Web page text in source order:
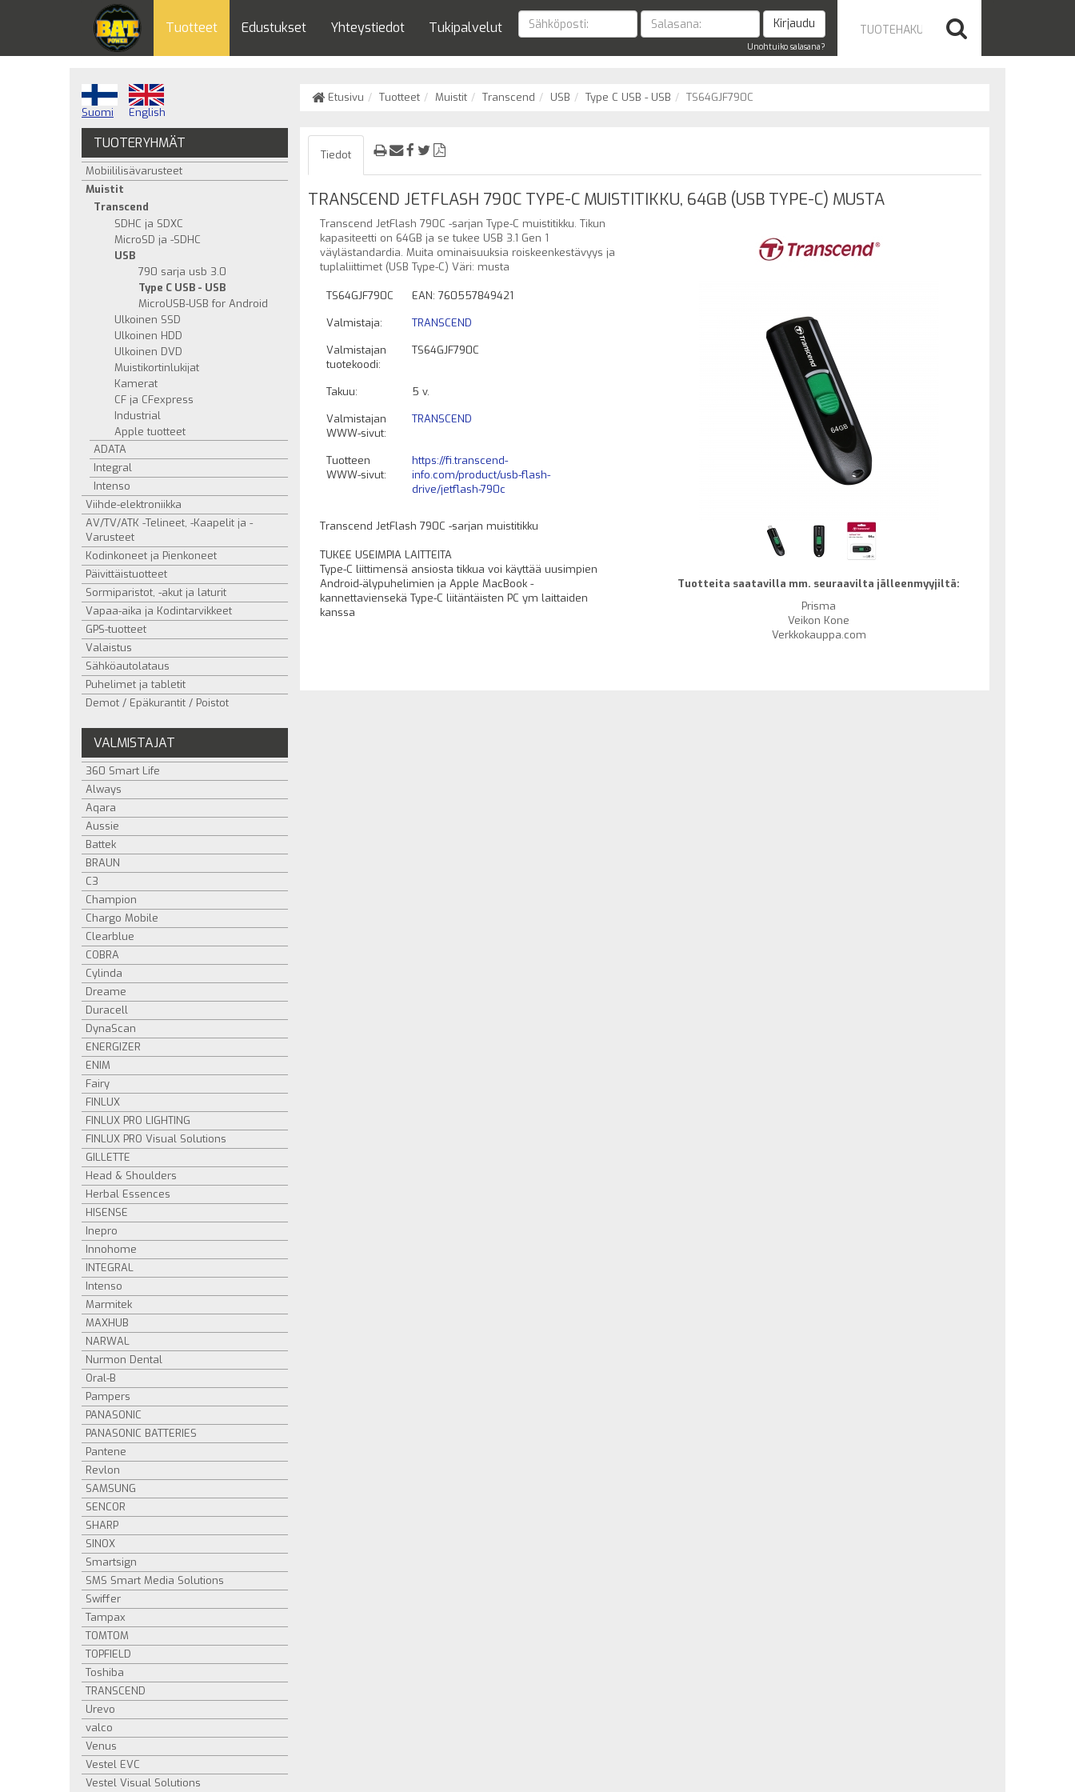
Tuotteet Edustukset Yhteystiedot Tukipalvelut
Unohtuiko salasana?
Etusivu Tuotteet Muistit Transcend USB Type C USB - USB TS64GJF790C
Tiedot
TRANSCEND JETFLASH 790C TYPE-C MUISTITIKKU, 64GB (USB TYPE-C) MUSTA
Tuotteita saatavilla mm. seuraavilta jälleenmyyjiltä:
Prisma
Veikon Kone
Verkkokauppa.com
Transcend JetFlash 790C -sarjan Type-C muistitikku. Tikun
kapasiteetti on 64GB ja se tukee USB 3.1 Gen 1
väylästandardia. Muita ominaisuuksia roiskeenkestävyys ja
tuplaliittimet (USB Type-C) Väri: musta
TS64GJF790C
EAN: 760557849421
Valmistaja:
TRANSCEND
Valmistajan
tuotekoodi:
TS64GJF790C
Takuu:
5 v.
Valmistajan
WWW-sivut:
TRANSCEND
Tuotteen
WWW-sivut:
https://fi.transcend-
info.com/product/usb-flash-
drive/jetflash-790c
Transcend JetFlash 790C -sarjan muistitikku
TUKEE USEIMPIA LAITTEITA
Type-C liittimensä ansiosta tikkua voi käyttää uusimpien
Android-älypuhelimien ja Apple MacBook -
kannettaviensekä Type-C liitäntäisten PC ym laittaiden
kanssa
Suomi English
TUOTERYHMÄT
Mobiililisävarusteet
Muistit
Transcend
SDHC ja SDXC
MicroSD ja -SDHC
USB
790 sarja usb 3.0
Type C USB - USB
MicroUSB-USB for Android
Ulkoinen SSD
Ulkoinen HDD
Ulkoinen DVD
Muistikortinlukijat
Kamerat
CF ja CFexpress
Industrial
Apple tuotteet
ADATA
Integral
Intenso
Viihde-elektroniikka
AV/TV/ATK -Telineet, -Kaapelit ja -
Varusteet
Kodinkoneet ja Pienkoneet
Päivittäistuotteet
Sormiparistot, -akut ja laturit
Vapaa-aika ja Kodintarvikkeet
GPS-tuotteet
Valaistus
Sähköautolataus
Puhelimet ja tabletit
Demot / Epäkurantit / Poistot
VALMISTAJAT
360 Smart Life
Always
Aqara
Aussie
Battek
BRAUN
C3
Champion
Chargo Mobile
Clearblue
COBRA
Cylinda
Dreame
Duracell
DynaScan
ENERGIZER
ENIM
Fairy
FINLUX
FINLUX PRO LIGHTING
FINLUX PRO Visual Solutions
GILLETTE
Head & Shoulders
Herbal Essences
HISENSE
Inepro
Innohome
INTEGRAL
Intenso
Marmitek
MAXHUB
NARWAL
Nurmon Dental
Oral-B
Pampers
PANASONIC
PANASONIC BATTERIES
Pantene
Revlon
SAMSUNG
SENCOR
SHARP
SINOX
Smartsign
SMS Smart Media Solutions
Swiffer
Tampax
TOMTOM
TOPFIELD
Toshiba
TRANSCEND
Urevo
valco
Venus
Vestel EVC
Vestel Visual Solutions